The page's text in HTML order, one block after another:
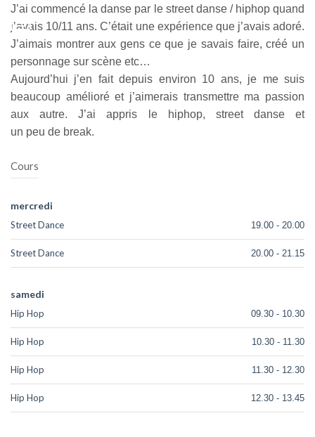
J’ai commencé la danse par le street danse / hiphop quand
j’avais 10/11 ans. C’était une expérience que j’avais adoré.
J’aimais montrer aux gens ce que je savais faire, créé un
personnage sur scène etc…
Aujourd’hui j’en fait depuis environ 10 ans, je me suis
beaucoup amélioré et j’aimerais transmettre ma passion
aux autre. J’ai appris le hiphop, street danse et
un peu de break.
Cours
mercredi
Street Dance 19.00 - 20.00
Street Dance 20.00 - 21.15
samedi
Hip Hop 09.30 - 10.30
Hip Hop 10.30 - 11.30
Hip Hop 11.30 - 12.30
Hip Hop 12.30 - 13.45